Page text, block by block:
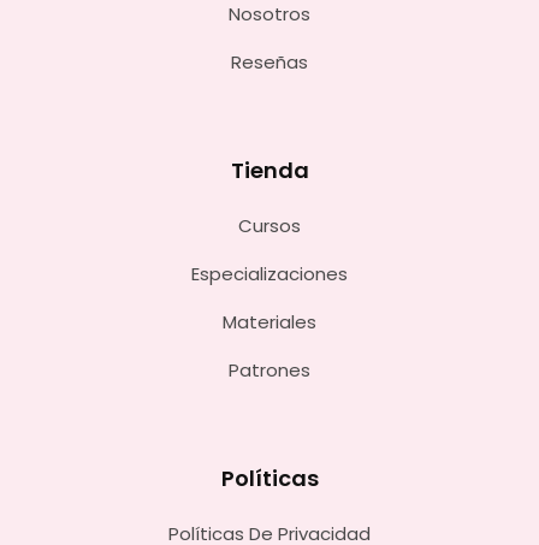
Nosotros
Reseñas
Tienda
Cursos
Especializaciones
Materiales
Patrones
Políticas
Políticas De Privacidad